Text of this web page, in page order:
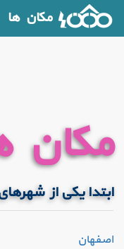
مکان ها
مکان
ابتدا یکی از
اصفهان